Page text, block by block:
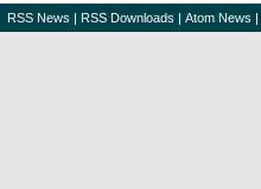
RSS News | RSS Downloads | Atom News |